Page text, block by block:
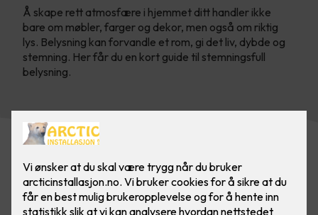
Å skape rett atmosfære i hjemmet ditt handler ikke
bare om møbler, farger og dekor, men også om riktig
lys. Belysning kan forvandle et rom, gi det liv, dybde og
stemning. Her får du en kort guide til stemningsfull
belysning.